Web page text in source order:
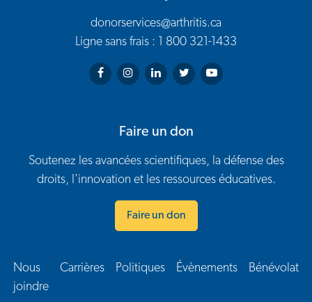
donorservices@arthritis.ca
Ligne sans frais : 1 800 321-1433
Arthritis Society on Facebook
Arthritis Society on Instagram
Arthritis Society on LinkedIn
Arthritis Society on Twitter
Arthritis Society on
Faire un don
Soutenez les avancées scientifiques, la défense des
droits, l'innovation et les ressources éducatives.
Faire un don
Navigation en bas de page
Nous
joindre​
Carrières Politiques Évènements Bénévolat